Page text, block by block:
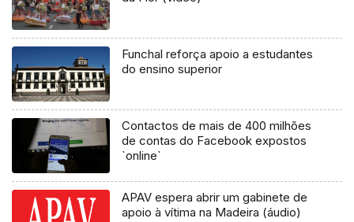
Funchal reforça apoio a estudantes
do ensino superior
Contactos de mais de 400 milhões
de contas do Facebook expostos
`online`
APAV espera abrir um gabinete de
apoio à vítima na Madeira (áudio)